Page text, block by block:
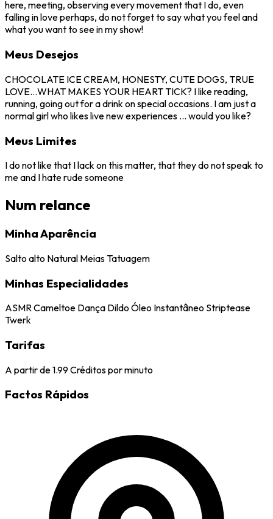
here, meeting, observing every movement that I do, even
falling in love perhaps, do not forget to say what you feel and
what you want to see in my show!
Meus Desejos
CHOCOLATE ICE CREAM, HONESTY, CUTE DOGS, TRUE
LOVE…WHAT MAKES YOUR HEART TICK? I like reading,
running, going out for a drink on special occasions. I am just a
normal girl who likes live new experiences … would you like?
Meus Limites
I do not like that I lack on this matter, that they do not speak to
me and I hate rude someone
Num relance
Minha Aparência
Salto alto Natural MeiasTatuagem
Minhas Especialidades
ASMRCameltoe Dança Dildo Óleo Instantâneo Striptease
Twerk
Tarifas
A partir de1.99Créditos por minuto
Factos Rápidos